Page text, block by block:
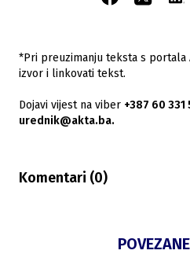
*Pri preuzimanju teksta s
izvor i linkovati tekst.
Dojavi vijest na viber +387 60 331
urednik@akta.ba.
Komentari (0)